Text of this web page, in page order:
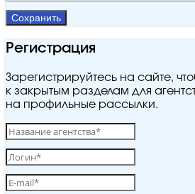
Сохранить
Регистрация
Зарегистрируйтесь на сайте,
к закрытым разделам для
на профильные рассылки.